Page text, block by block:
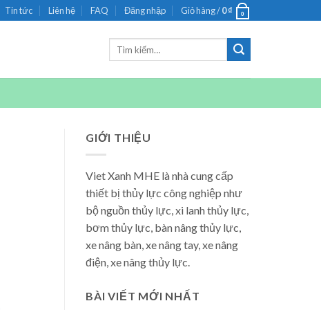
Tin tức Liên hệ FAQ Đăng nhập Giỏ hàng /0₫ 0
GIỚI THIỆU
Viet Xanh MHE là nhà cung cấp
thiết bị thủy lực công nghiệp như
bộ nguồn thủy lực, xi lanh thủy lực,
bơm thủy lực, bàn nâng thủy lực,
xe nâng bàn, xe nâng tay, xe nâng
điện, xe nâng thủy lực.
BÀI VIẾT MỚI NHẤT